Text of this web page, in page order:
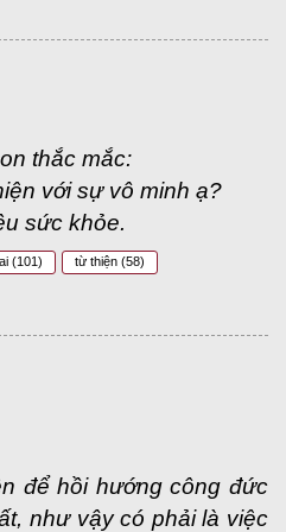
thắc mắc:
với sự vô minh ạ?
sức khỏe.
(101) từ thiện (58)
để hồi hướng công đức
như vậy có phải là việc